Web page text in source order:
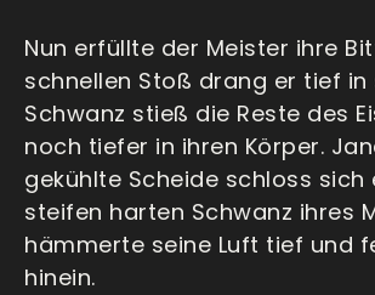
Nun erfüllte der Meister ihre
schnellen Stoß drang er tief in
Schwanz stieß die Reste des
noch tiefer in ihren Körper.
gekühlte Scheide schloss sich
steifen harten Schwanz ihres
hämmerte seine Luft tief und
hinein.